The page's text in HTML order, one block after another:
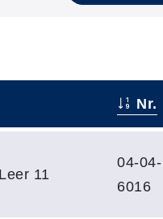
Nr.
11
04-04-
6016